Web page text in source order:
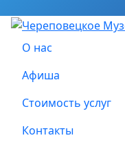
О нас
Афиша
Стоимость услуг
Контакты